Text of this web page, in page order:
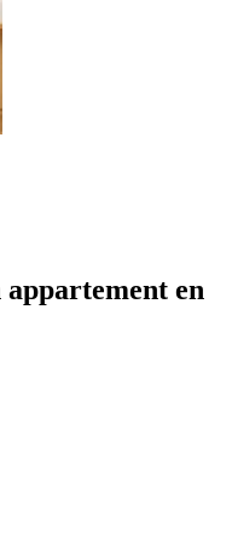
appartement en